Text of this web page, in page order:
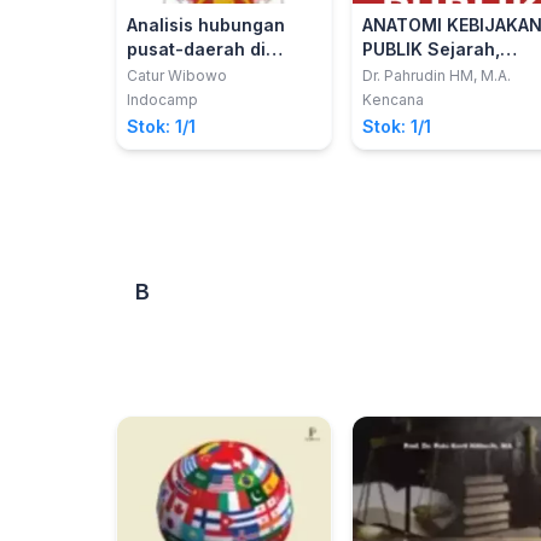
Analisis hubungan
pusat-daerah di
indonesia
Catur Wibowo
Indocamp
Stok: 1/1
ANATOMI KEBIJAKAN
PUBLIK Sejarah,
Konsepsi, Analisis,
dan Inovasi
Dr. Pahrudin HM, M.A.
Kencana
Stok: 1/1
B